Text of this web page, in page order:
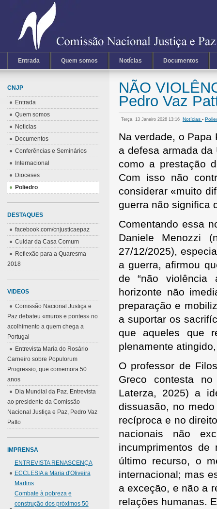
Entrada Quem somos Notícias Documentos
NÃO
Pedro Vaz
Terça, 13 Janeiro 2026 13:16 Notícias -
Na verdade, o
a defesa armada
como a prestação
Com isso não
considerar «muito
guerra não significa
Comentando essa
Daniele Menozzi
27/12/2025),
a guerra, afirmou
de “não violência
horizonte não
preparação e
a suportar os
que aqueles que
plenamente
O professor de
Greco contesta
Laterza, 2025) a
dissuasão, no
recíproca e no
nacionais não
incumprimentos
último recurso, o
internacional; mas
a exceção, e não a
relações humanas.
CNJP
Entrada
Quem somos
Notícias
Documentos
Conferências e Seminários
Internacional
Dioceses
Poliedro
DESTAQUES
facebook.com/cnjusticaepaz
Cuidar da Casa Comum
Reflexão para a Quaresma
2018
VIDEOS
Comissão Nacional Justiça e
Paz debateu «muros e pontes» no
acolhimento a quem chega a
Portugal
Entrevista Maria do Rosário
Carneiro sobre Populorum
Progressio, que comemora 50
anos
Dia Mundial da Paz. Entrevista
ao presidente da Comissão
Nacional Justiça e Paz, Pedro Vaz
Patto
IMPRENSA
ENTREVISTA RENASCENÇA
ECCLESIA a Maria d'Oliveira
Martins
Combate à pobreza e
construção dos próximos 50